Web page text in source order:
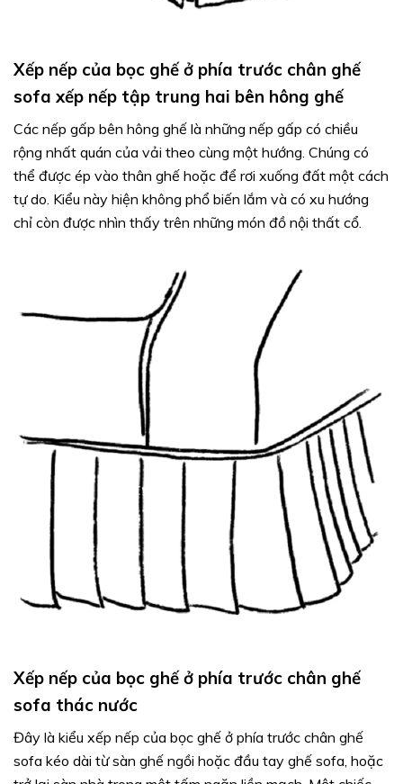
Xếp nếp của bọc ghế ở phía trước chân ghế
sofa xếp nếp tập trung hai bên hông ghế
Các nếp gấp bên hông ghế là những nếp gấp có chiều
rộng nhất quán của vải theo cùng một hướng. Chúng có
thể được ép vào thân ghế hoặc để rơi xuống đất một cách
tự do. Kiểu này hiện không phổ biến lắm và có xu hướng
chỉ còn được nhìn thấy trên những món đồ nội thất cổ.
Xếp nếp của bọc ghế ở phía trước chân ghế
sofa thác nước
Đây là kiểu xếp nếp của bọc ghế ở phía trước chân ghế
sofa kéo dài từ sàn ghế ngồi hoặc đầu tay ghế sofa, hoặc